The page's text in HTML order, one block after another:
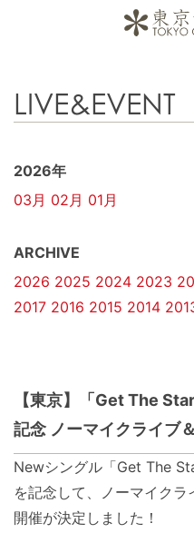
LIVE&EVENT
2026年
03月 02月 01月
ARCHIVE
2026 2025 2024 2023
2017 2016 2015 2014
【東京】「Get The
記念 ノーマイクライブ
Newシングル「Get The
を記念して、ノーマイク
開催が決定しました！